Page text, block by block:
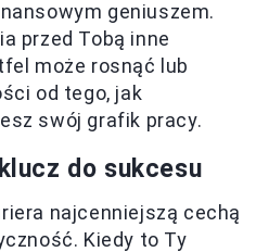
geniuszem.
przed Tobą inne
może rosnąć lub
od tego, jak
swój grafik pracy.
do sukcesu
najcenniejszą cechą
Kiedy to Ty